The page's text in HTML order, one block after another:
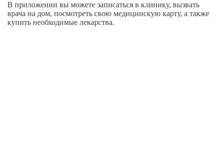
В приложении вы можете записаться в клинику, вызвать
врача на дом, посмотреть свою медицинскую карту, а также
купить необходимые лекарства.